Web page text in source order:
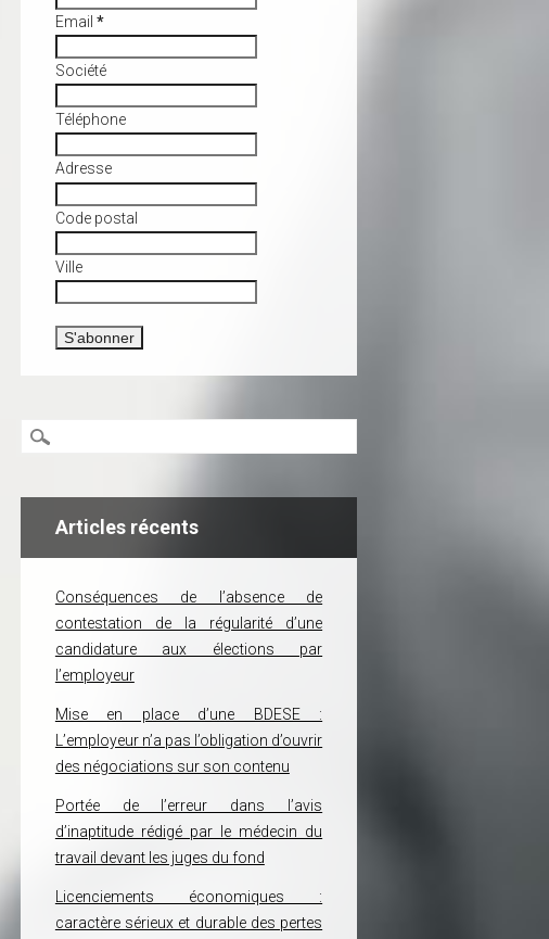
Email *
Société
Téléphone
Adresse
Code postal
Ville
Articles récents
Conséquences de l’absence de
contestation de la régularité d’une
candidature aux élections par
l’employeur
Mise en place d’une BDESE :
L’employeur n’a pas l’obligation d’ouvrir
des négociations sur son contenu
Portée de l’erreur dans l’avis
d’inaptitude rédigé par le médecin du
travail devant les juges du fond
Licenciements économiques :
caractère sérieux et durable des pertes